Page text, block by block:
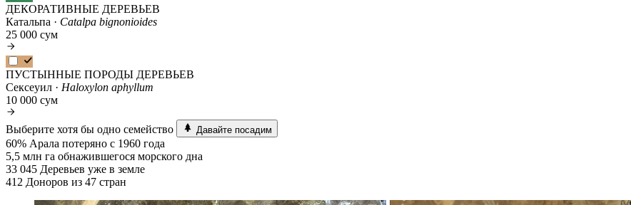
ДЕКОРАТИВНЫЕ ДЕРЕВЬЕВ
Катальпа · Catalpa bignonioides
25 000 сум
ПУСТЫННЫЕ ПОРОДЫ ДЕРЕВЬЕВ
Сексеуил · Haloxylon aphyllum
10 000 сум
Выберите хотя бы одно семейство Давайте посадим
60% Арала потеряно с 1960 года
5,5 млн га обнажившегося морского дна
33 045 Деревьев уже в земле
412 Доноров из 47 стран